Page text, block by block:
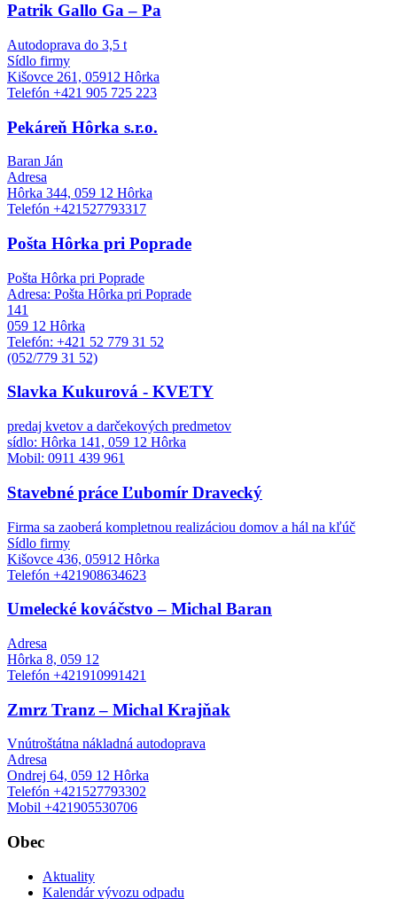
Patrik Gallo Ga – Pa
Autodoprava do 3,5 t
Sídlo firmy
Kišovce 261, 05912 Hôrka
Telefón +421 905 725 223
Pekáreň Hôrka s.r.o.
Baran Ján
Adresa
Hôrka 344, 059 12 Hôrka
Telefón +421527793317
Pošta Hôrka pri Poprade
Pošta Hôrka pri Poprade
Adresa: Pošta Hôrka pri Poprade
141
059 12 Hôrka
Telefón: +421 52 779 31 52
(052/779 31 52)
Slavka Kukurová - KVETY
predaj kvetov a darčekových predmetov
sídlo: Hôrka 141, 059 12 Hôrka
Mobil: 0911 439 961
Stavebné práce Ľubomír Dravecký
Firma sa zaoberá kompletnou realizáciou domov a hál na kľúč
Sídlo firmy
Kišovce 436, 05912 Hôrka
Telefón +421908634623
Umelecké kováčstvo – Michal Baran
Adresa
Hôrka 8, 059 12
Telefón +421910991421
Zmrz Tranz – Michal Krajňak
Vnútroštátna nákladná autodoprava
Adresa
Ondrej 64, 059 12 Hôrka
Telefón +421527793302
Mobil +421905530706
Obec
Aktuality
Kalendár vývozu odpadu